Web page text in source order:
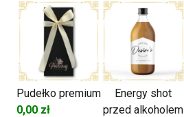
Pudełko premium
0,00 zł
Energy shot
przed alkoholem